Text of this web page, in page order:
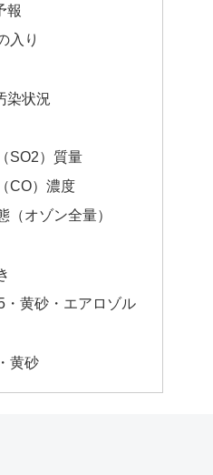
報
入り
染状況
SO2）質量
CO）濃度
（オゾン全量）
・黄砂・エアロゾル
黄砂